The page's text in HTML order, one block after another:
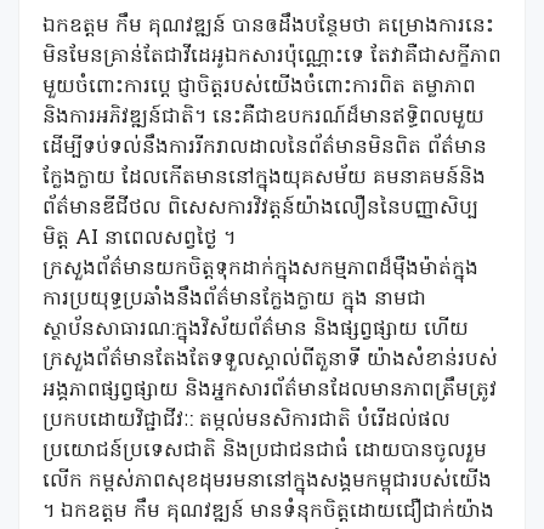
ឯកឧត្ដម កឹម គុណវឌ្ឍន៍ បានឲដឹងបន្ថែមថា គម្រោងការនេះ
មិនមែនគ្រាន់តែជាវីដេអូឯកសារប៉ុណ្ណោះទេ តែវាគឺជាសក្ខីភាព
មួយចំពោះការប្តេ ជ្ញាចិត្តរបស់យើងចំពោះការពិត តម្លាភាព
និងការអភិវឌ្ឍន៍ជាតិ។ នេះគឺជាឧបករណ៍ដ៏មានឥទ្ធិពលមួយ
ដើម្បីទប់ទល់នឹងការរីករាលដាលនៃព័ត៌មានមិនពិត ព័ត៌មាន
ក្លែងក្លាយ ដែលកើតមាននៅក្នុងយុគសម័យ គមនាគមន៍និង
ព័ត៌មានឌីជីថល ពិសេសការវិវត្តន៍យ៉ាងលឿននៃបញ្ញាសិប្ប
មិត្ត AI នាពេលសព្វថ្ងៃ ។
ក្រសួងព័ត៌មានយកចិត្តទុកដាក់ក្នុងសកម្មភាពដ៏ម៉ឺងម៉ាត់ក្នុង
ការប្រយុទ្ធប្រឆាំងនឹងព័ត៌មានក្លែងក្លាយ ក្នុង នាមជា
ស្ថាប័នសាធារណ:ក្នុងវិស័យព័ត៌មាន និងផ្សព្វផ្សាយ ហើយ
ក្រសួងព័ត៌មានតែងតែទទួលស្គាល់ពីតួនាទី យ៉ាងសំខាន់របស់
អង្គភាពផ្សព្វផ្សាយ និងអ្នកសារព័ត៌មានដែលមានភាពត្រឹមត្រូវ
ប្រកបដោយវិជ្ជាជីវៈ: តម្កល់មនសិការជាតិ បំរើដល់ផល
ប្រយោជន៍ប្រទេសជាតិ និងប្រជាជនជាធំ ដោយបានចូលរួម
លើក កម្ពស់ភាពសុខដុមរមនានៅក្នុងសង្គមកម្ពុជារបស់យើង
។ ឯកឧត្ដម កឹម គុណវឌ្ឍន៍ មានទំនុកចិត្តដោយជឿជាក់យ៉ាង